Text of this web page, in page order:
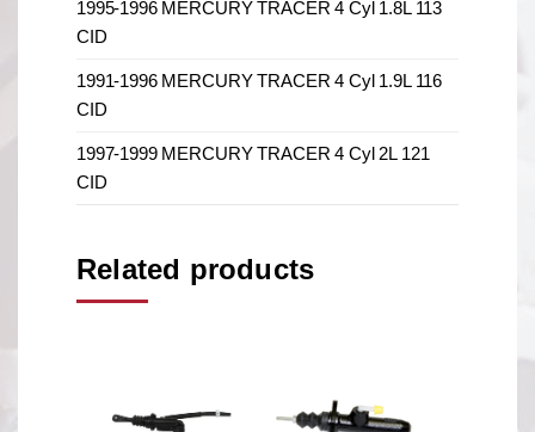
1995-1996 MERCURY TRACER 4 Cyl 1.8L 113
CID
1991-1996 MERCURY TRACER 4 Cyl 1.9L 116
CID
1997-1999 MERCURY TRACER 4 Cyl 2L 121
CID
Related products